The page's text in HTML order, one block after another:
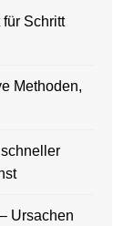
Schritt
Methoden,
Ursachen